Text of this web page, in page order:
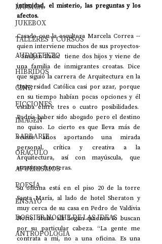
MÚSICA
JUKEBOX
TALLERES Y CURSOS
AUDIOTEXTO
HÍBRIDOS
CINE
FICCIONES
IMAGEN
BARBARIE
ORÁCULO
AFUERISMOS
POESÍA
ENSAYO
DOSSIER NOCHE DE LAS IDEAS
ANTROPOLOGÍA
intimidad, el misterio, las preguntas y los
afectos.
Casado con la escultora Marcela Correa --
quien interviene muchos de sus proyectos-
- Smiljan Radic  tiene dos hijos y viene de
una familia de inmigrantes croatas. Dice
que siguió la carrera de Arquitectura en la
Universidad Católica casi por azar, porque
en su tiempo habían pocas opciones y él
estaba entre tres o cuatro posibilidades.
Podría haber sido abogado pero el destino
no quiso. Lo cierto es que lleva más de
veinte años aportando una mirada
personal, crítica y creativa a la
Arquitectura, así con mayúscula, que
atraviesa fronteras.
Su oficina está en el piso 20 de la torre
Santa María, al lado de hotel Sheraton y
muy cerca de su casa en Pedro de Valdivia
Norte. Hasta allí llegan quienes lo buscan
por su particular cabeza. “La gente me
contrata a mí, no a una oficina. Es una